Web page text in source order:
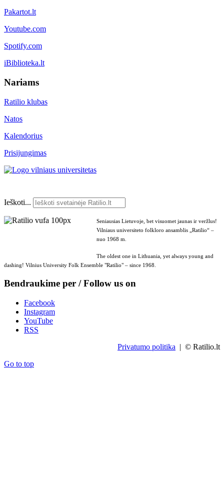
Pakartot.lt
Youtube.com
Spotify.com
iBiblioteka.lt
Nariams
Ratilio klubas
Natos
Kalendorius
Prisijungimas
Ieškoti...
Seniausias Lietuvoje, bet visuomet jaunas ir veržlus!
Vilniaus universiteto folkloro ansamblis „Ratilio“ –
nuo 1968 m.
The oldest one in Lithuania, yet always young and
dashing! Vilnius University Folk Ensemble "Ratilio" – since 1968.
Bendraukime per / Follow us on
Facebook
Instagram
YouTube
RSS
Privatumo politika | © Ratilio.lt
Go to top